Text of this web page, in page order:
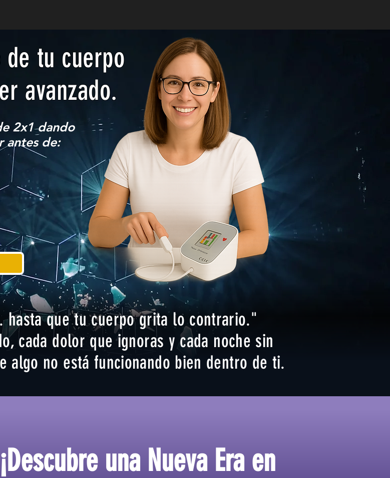
tu cuerpo
avanzado.
2x1 dando
antes de:
hasta que tu cuerpo grita lo contrario."
cada dolor que ignoras y cada noche sin
algo no está funcionando bien dentro de ti.
¡Descubre una Nueva Era en